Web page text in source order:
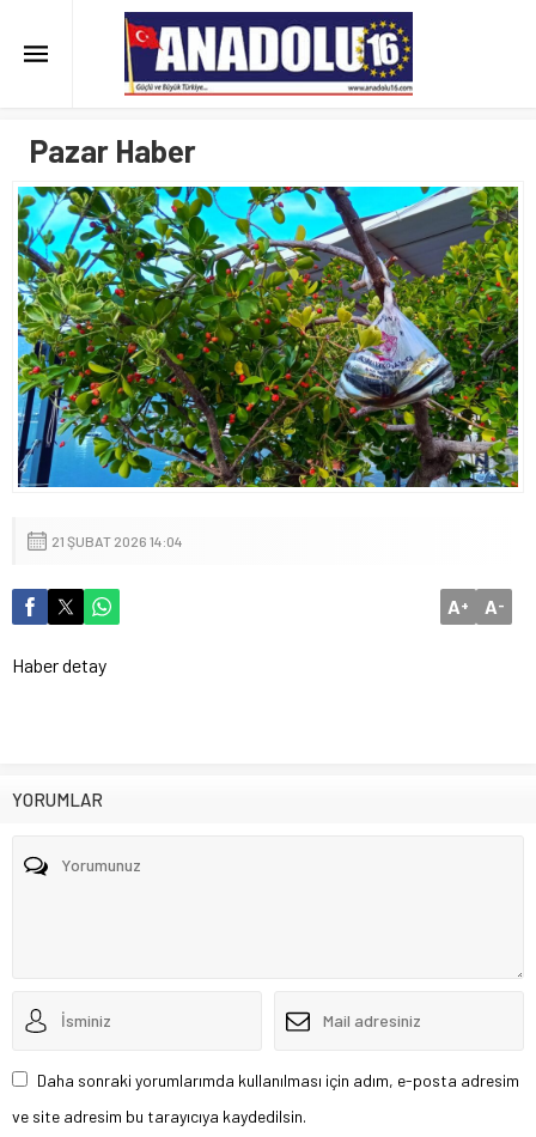
Pazar Haber
21 ŞUBAT 2026 14:04
A+ A-
Haber detay
YORUMLAR
Daha sonraki yorumlarımda kullanılması için adım, e-posta adresim
ve site adresim bu tarayıcıya kaydedilsin.